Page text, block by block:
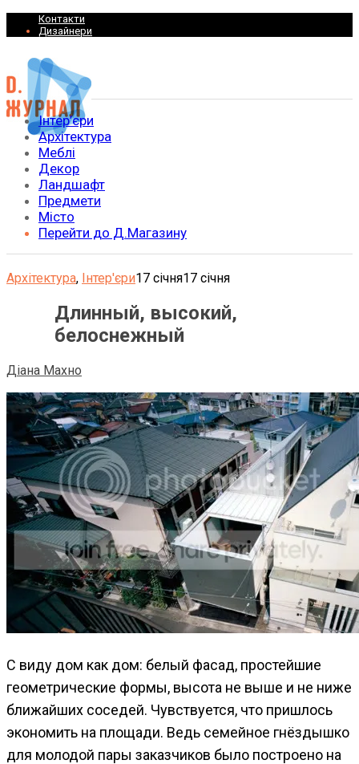
Контакти
Дизайнери
Інтер’єри
Архітектура
Меблі
Декор
Ландшафт
Предмети
Місто
Перейти до Д.Магазину
Архітектура, Інтер'єри17 січня17 січня
Длинный, высокий,
белоснежный
Діана Махно
С виду дом как дом: белый фасад, простейшие
геометрические формы, высота не выше и не ниже
ближайших соседей. Чувствуется, что пришлось
экономить на площади. Ведь семейное гнёздышко
для молодой пары заказчиков было построено на